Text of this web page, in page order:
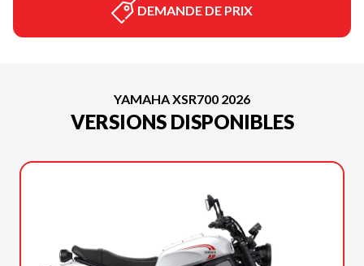
DEMANDE DE PRIX
YAMAHA XSR700 2026
VERSIONS DISPONIBLES